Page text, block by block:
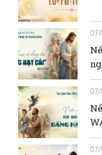
07/
07/
07/